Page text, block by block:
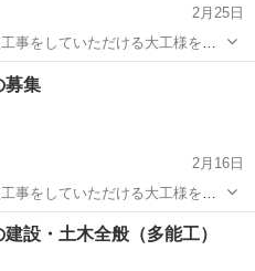
2月25日
事をしていただける大工様を募
す。 内容は、船舶の中で下地を
作業です。 型枠大工、建築大工
の他
募集
2月16日
事をしていただける大工様を募
す。 内容は、船舶の中で下地を
作業です。
建築 船舶
設・土木全般（多能工）